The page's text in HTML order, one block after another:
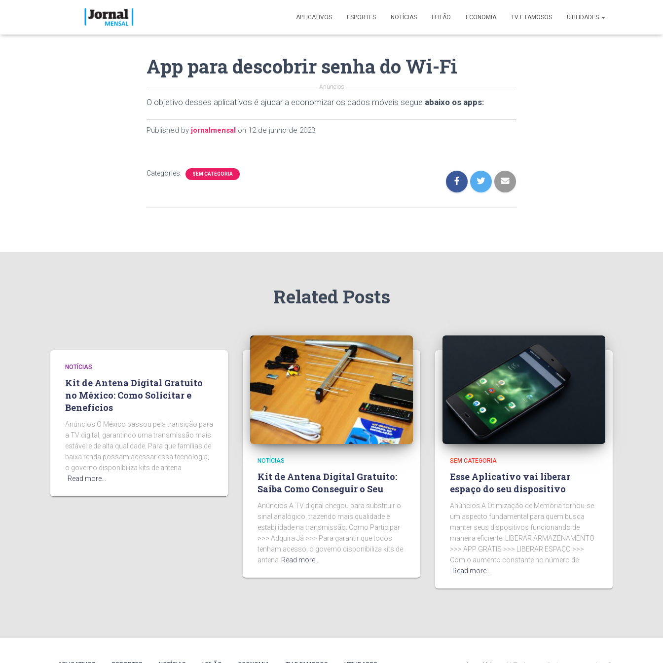
APLICATIVOS ESPORTES NOTÍCIAS LEILÃO ECONOMIA TV E FAMOSOS UTILIDADES
App para descobrir senha do Wi-Fi
Anúncios
O objetivo desses aplicativos é ajudar a economizar os dados móveis segue abaixo os apps:
Published by jornalmensal on 12 de junho de 2023
Categories: SEM CATEGORIA
Related Posts
NOTÍCIAS
Kit de Antena Digital Gratuito
no México: Como Solicitar e
Benefícios
Anúncios O México passou pela transição para
a TV digital, garantindo uma transmissão mais
estável e de alta qualidade. Para que famílias de
baixa renda possam acessar essa tecnologia,
o governo disponibiliza kits de antena
Read more…
NOTÍCIAS
Kit de Antena Digital Gratuito:
Saiba Como Conseguir o Seu
Anúncios A TV digital chegou para substituir o
sinal analógico, trazendo mais qualidade e
estabilidade na transmissão. Como Participar
>>> Adquira Já >>> Para garantir que todos
tenham acesso, o governo disponibiliza kits de
antena Read more…
SEM CATEGORIA
Esse Aplicativo vai liberar
espaço do seu dispositivo
Anúncios A Otimização de Memória tornou-se
um aspecto fundamental para quem busca
manter seus dispositivos funcionando de
maneira eficiente. LIBERAR ARMAZENAMENTO
>>> APP GRÁTIS >>> LIBERAR ESPAÇO >>>
Com o aumento constante no número de
Read more…